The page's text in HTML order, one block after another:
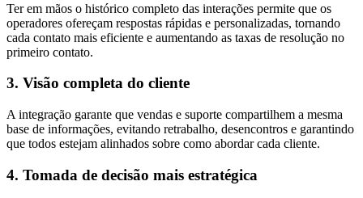
Ter em mãos o histórico completo das interações permite que os
operadores ofereçam respostas rápidas e personalizadas, tornando
cada contato mais eficiente e aumentando as taxas de resolução no
primeiro contato.
3. Visão completa do cliente
A integração garante que vendas e suporte compartilhem a mesma
base de informações, evitando retrabalho, desencontros e garantindo
que todos estejam alinhados sobre como abordar cada cliente.
4. Tomada de decisão mais estratégica